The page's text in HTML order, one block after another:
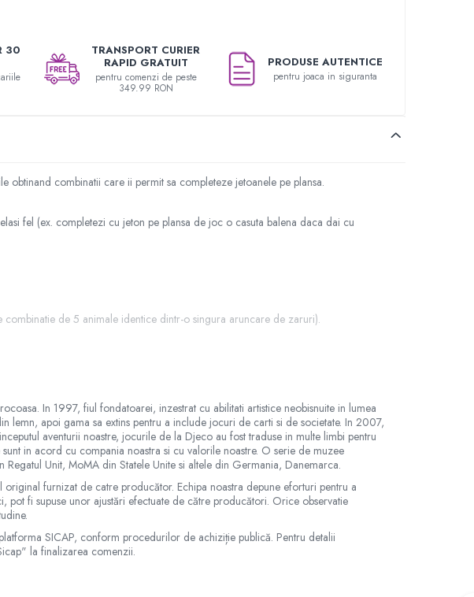
30
TRANSPORT CURIER
RAPID GRATUIT
pentru comenzi de peste
349.99 RON
PRODUSE AUTENTICE
pentru joaca in siguranta
combinatii care ii permit sa completeze jetoanele pe plansa.
fel (ex. completezi cu jeton pe plansa de joc o casuta balena daca dai cu
de 5 animale identice dintr-o singura aruncare de zaruri).
disponibile au caracter orientativ si informativ. Nuanta, tonul si intensitatea
In 1997, fiul fondatoarei, inzestrat cu abilitati artistice neobisnuite in lumea
apoi gama sa extins pentru a include jocuri de carti si de societate. In 2007,
aventurii noastre, jocurile de la Djeco au fost traduse in multe limbi pentru
in acord cu compania noastra si cu valorile noastre. O serie de muzee
Unit, MoMA din Statele Unite si altele din Germania, Danemarca.
furnizat de catre producător. Echipa noastra depune eforturi pentru a
pot fi supuse unor ajustări efectuate de către producători. Orice observatie
SICAP, conform procedurilor de achiziție publică. Pentru detalii
la finalizarea comenzii.